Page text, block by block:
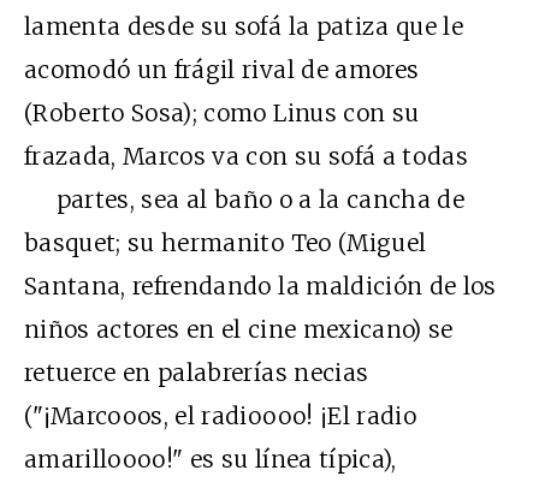
lamenta desde su sofá la patiza que le
acomodó un frágil rival de amores
(Roberto Sosa); como Linus con su
frazada, Marcos va con su sofá a todas
partes, sea al baño o a la cancha de
basquet; su hermanito Teo (Miguel
Santana, refrendando la maldición de los
niños actores en el cine mexicano) se
retuerce en palabrerías necias
("¡Marcooos, el radioooo! ¡El radio
amarilloooo!" es su línea típica),